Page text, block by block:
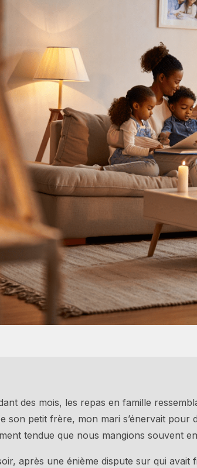
des mois, les repas en famille
son petit frère, mon mari s’énervait pour
tendue que nous mangions souvent
après une énième dispute sur qui avait